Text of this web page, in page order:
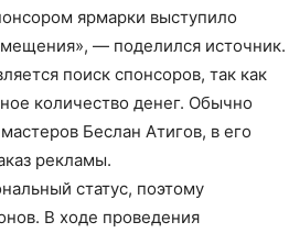
ярмарки выступило
— поделился источник.
поиск спонсоров, так как
количество денег. Обычно
Беслан Атигов, в его
рекламы.
статус, поэтому
В ходе проведения